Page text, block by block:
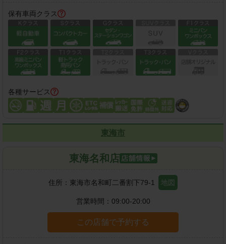
保有車両クラス
各種サービス
東海市
東海名和店
住所： 東海市名和町二番割下79-1 地図
営業時間： 09:00-20:00
この店舗で予約する